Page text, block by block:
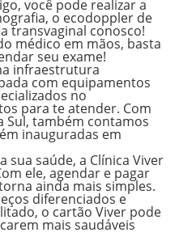
você pode realizara
o ecodoppler de
transvaginal conosco!
médico em mãos, basta
seu exame!
infraestrutura
com equipamentos
no
para te atender. Com
Sul, também contamos
inauguradas em
sua saúde, a Clínica Viver
ele, agendar e pagar
ainda mais simples.
diferenciados e
o cartão Viver pode
mais saudáveis